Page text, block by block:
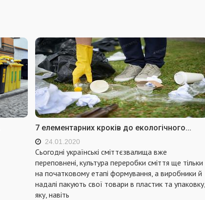
7 елементарних кроків до екологічного...
24.01.2020
Сьогодні українські сміттєзвалища вже
переповнені, культура переробки сміття ще тільки
на початковому етапі формування, а виробники й
надалі пакують свої товари в пластик та упаковку,
яку, навіть